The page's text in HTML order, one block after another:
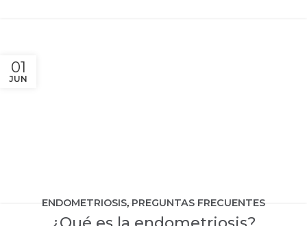
01
JUN
ENDOMETRIOSIS, PREGUNTAS FRECUENTES